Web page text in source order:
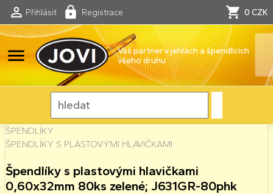
Přihlásit Registrace 0 CZK
menu
Váš partner v jehlách a špendlících
všeho druhu
ŠPENDLÍKY
ŠPENDLÍKY S PLASTOVÝMI HLAVIČKAMI
Špendlíky s plastovými hlavičkami
0,60x32mm 80ks zelené; J631GR-80phk